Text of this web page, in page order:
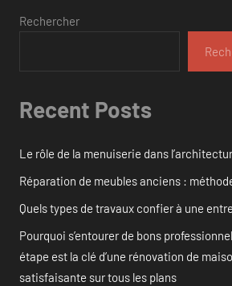
Rechercher
Recent Posts
Le rôle de la menuiserie dans
Réparation de meubles anciens :
Quels types de travaux confier à une
Pourquoi s’entourer de bons
étape est la clé d’une rénovation de
satisfaisante sur tous les plans